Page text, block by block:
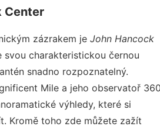
Center
zázrakem je John Hancock
svou charakteristickou černou
snadno rozpoznatelný.
Mile a jeho observatoř
výhledy, které si
Kromě toho zde můžete zažít